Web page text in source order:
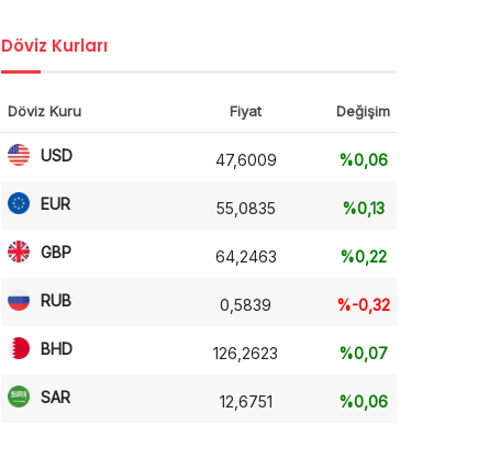
Döviz Kurları
Döviz Kuru Fiyat Değişim
USD 47,6009 %0,06
EUR 55,0835 %0,13
GBP 64,2463 %0,22
RUB 0,5839 %-0,32
BHD 126,2623 %0,07
SAR 12,6751 %0,06